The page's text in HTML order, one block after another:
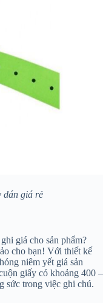
dán giá rẻ
giá cho sản phẩm?
cho bạn! Với thiết kế
niêm yết giá sản
giấy có khoảng 400 –
sức trong việc ghi chú.